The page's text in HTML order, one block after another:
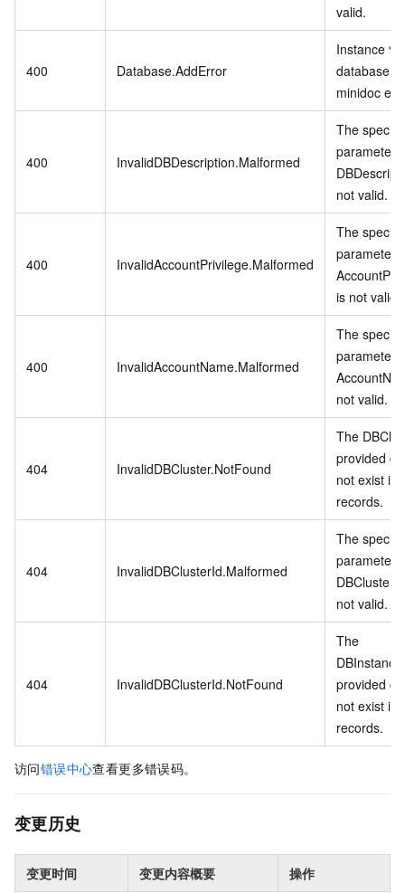
valid.
400 Database.AddError
Instance
database
minidoc
400 InvalidDBDescription.Malformed
The
parameter
not valid.
400 InvalidAccountPrivilege.Malformed
The
parameter
is not valid.
400 InvalidAccountName.Malformed
The
parameter
not valid.
404 InvalidDBCluster.NotFound
The
provided
not exist in
records.
404 InvalidDBClusterId.Malformed
The
parameter
not valid.
404 InvalidDBClusterId.NotFound
The
provided
not exist in
records.
访问错误中心查看更多错误码。
变更历史
变更时间 变更内容概要 操作